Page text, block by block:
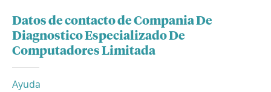
Datos de contacto de Compania De
Diagnostico Especializado De
Computadores Limitada
Ayuda